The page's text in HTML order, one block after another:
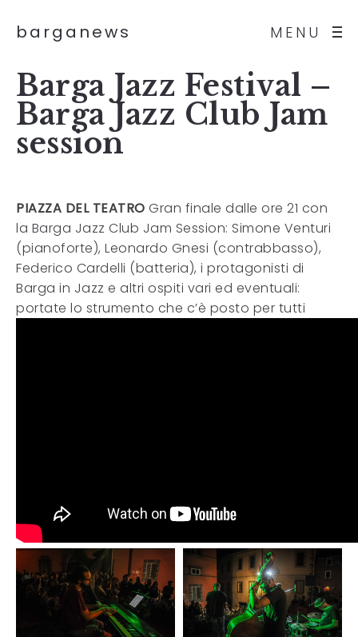
MENU
barganews
Barga Jazz Festival –
Barga Jazz Club Jam
session
PIAZZA DEL TEATRO Gran finale dalle ore 21 con
la Barga Jazz Club Jam Session: Simone Venturi
(pianoforte), Leonardo Gnesi (contrabbasso),
Federico Cardelli (batteria), i protagonisti di
Barga in Jazz e altri ospiti vari ed eventuali:
portate lo strumento che c’è posto per tutti